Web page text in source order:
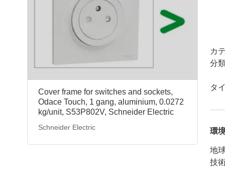
Cover frame for switches and sockets,
Odace Touch, 1 gang, aluminium, 0.0272
kg/unit, S53P802V, Schneider Electric
Schneider Electric
カ
分
タ
環
地
技